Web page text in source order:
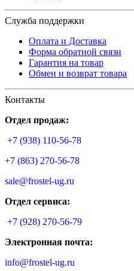
Служба поддержки
Оплата и Доставка
Форма обратной связи
Гарантия на товар
Обмен и возврат товара
Контакты
Отдел продаж:
+7 (938) 110-56-78
+7 (863) 270-56-78
sale@frostel-ug.ru
Отдел сервиса:
+7 (928) 270-56-79
Электронная почта:
info@frostel-ug.ru